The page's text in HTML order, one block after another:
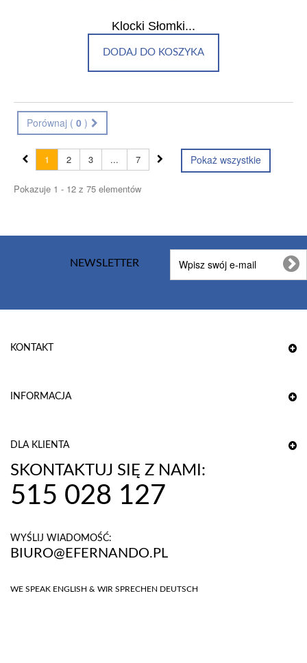
Klocki Słomki...
DODAJ DO KOSZYKA
Porównaj ( 0 )
Pokaż wszystkie
1 2 3 ... 7
Pokazuje 1 - 12 z 75 elementów
NEWSLETTER
KONTAKT
INFORMACJA
DLA KLIENTA
SKONTAKTUJ SIĘ Z NAMI:
515 028 127
WYŚLIJ WIADOMOŚĆ:
BIURO@EFERNANDO.PL
WE SPEAK ENGLISH & WIR SPRECHEN DEUTSCH